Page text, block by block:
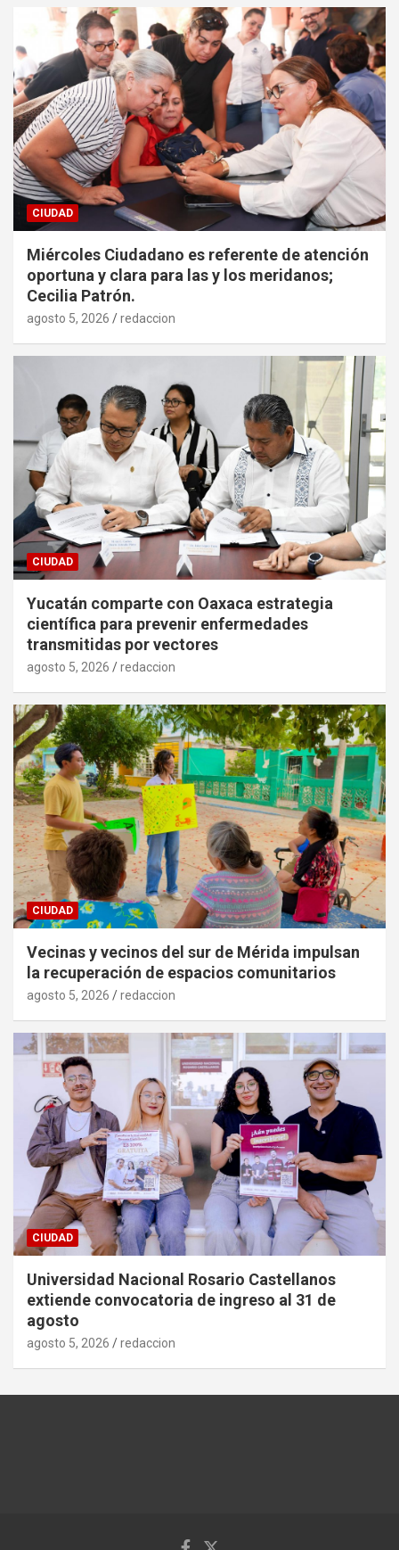
CIUDAD
Miércoles Ciudadano es referente de atención
oportuna y clara para las y los meridanos;
Cecilia Patrón.
agosto 5, 2026 redaccion
CIUDAD
Yucatán comparte con Oaxaca estrategia
científica para prevenir enfermedades
transmitidas por vectores
agosto 5, 2026 redaccion
CIUDAD
Vecinas y vecinos del sur de Mérida impulsan
la recuperación de espacios comunitarios
agosto 5, 2026 redaccion
CIUDAD
Universidad Nacional Rosario Castellanos
extiende convocatoria de ingreso al 31 de
agosto
agosto 5, 2026 redaccion